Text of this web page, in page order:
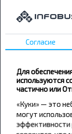
дешевле?
Не пропусти
Подпишись
путешествуй
Согласие
Для
используются
частично или
«Куки» — это
могут
эффективности